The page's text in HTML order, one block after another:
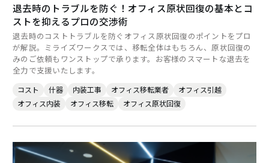
退去時のトラブルを防ぐ！オフィス原状回復の基本とコ
ストを抑えるプロの交渉術
退去時のコストトラブルを防ぐオフィス原状回復のポイントをプロ
が解説。ミライズワークスでは、移転全体はもちろん、原状回復の
みのご依頼もワンストップで承ります。お客様のスマートな退去を
全力で支援いたします。
コスト 什器 内装工事 オフィス移転業者
オフィス引越
オフィス内装
オフィス移転 オフィス原状回復